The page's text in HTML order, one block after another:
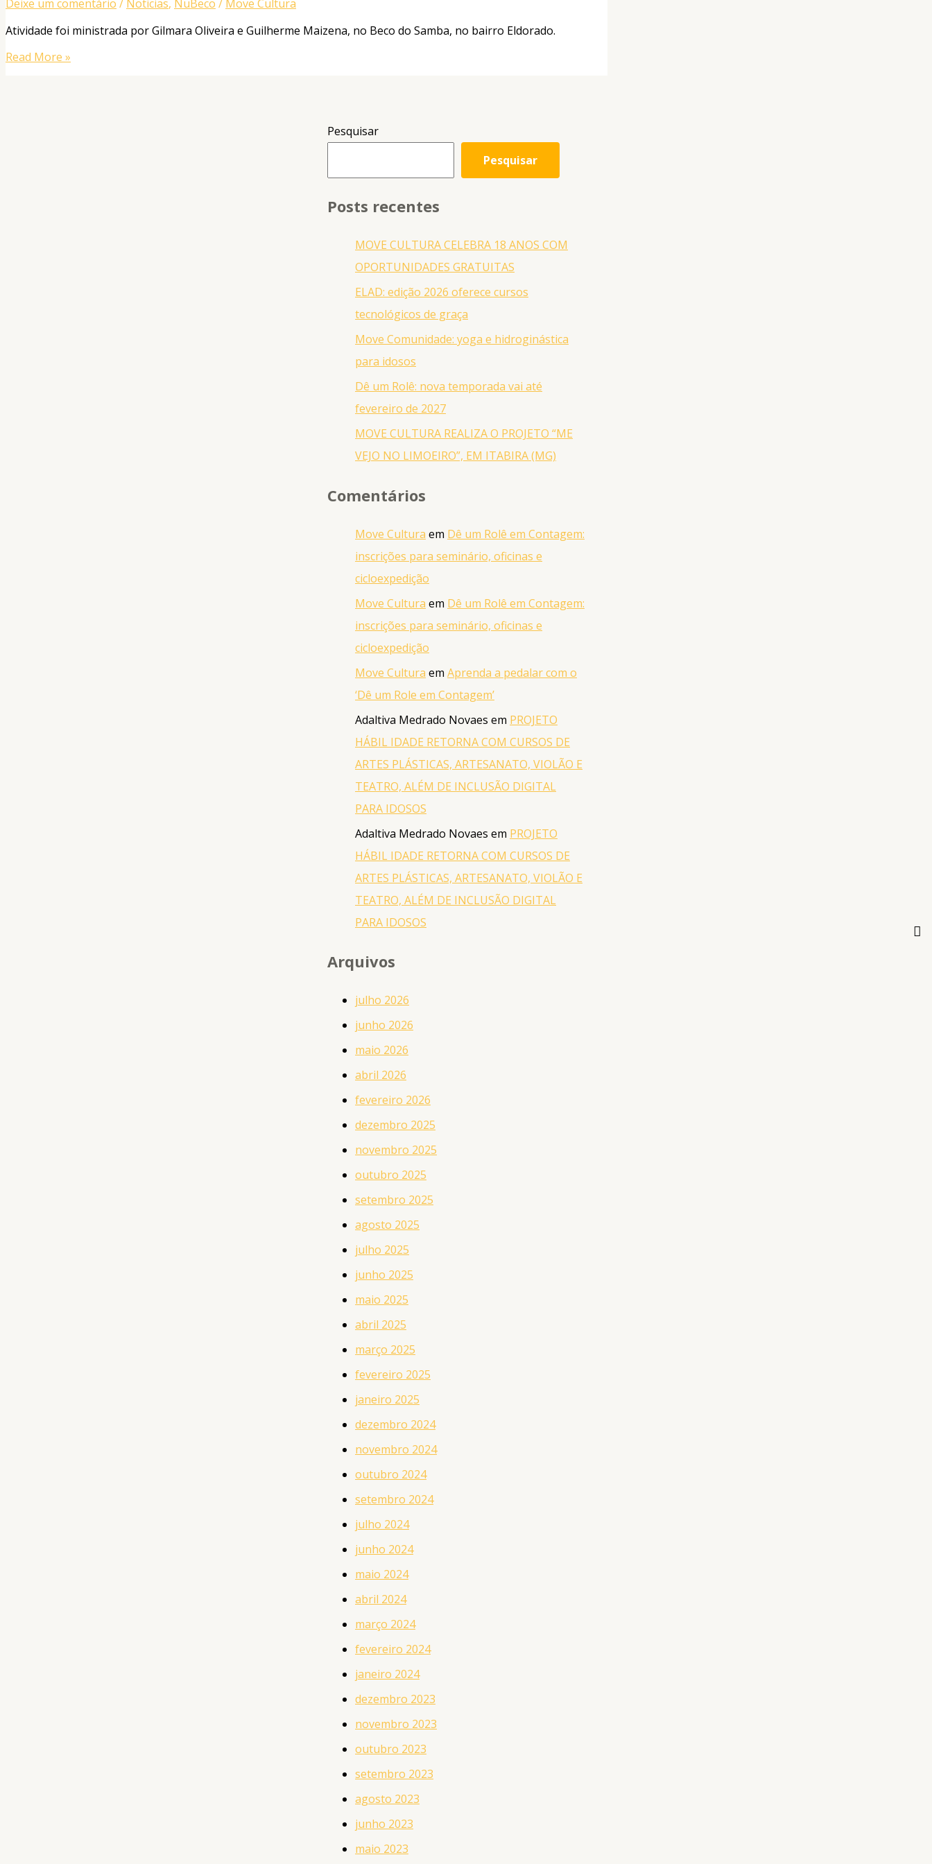
Deixe um comentário / Noticias, NuBeco / Move Cultura
Atividade foi ministrada por Gilmara Oliveira e Guilherme Maizena, no Beco do Samba, no bairro Eldorado.
Read More »
Pesquisar
Pesquisar
Posts recentes
MOVE CULTURA CELEBRA 18 ANOS COM
OPORTUNIDADES GRATUITAS
ELAD: edição 2026 oferece cursos
tecnológicos de graça
Move Comunidade: yoga e hidroginástica
para idosos
Dê um Rolê: nova temporada vai até
fevereiro de 2027
MOVE CULTURA REALIZA O PROJETO “ME
VEJO NO LIMOEIRO”, EM ITABIRA (MG)
Comentários
Move Cultura em Dê um Rolê em Contagem:
inscrições para seminário, oficinas e
cicloexpedição
Move Cultura em Dê um Rolê em Contagem:
inscrições para seminário, oficinas e
cicloexpedição
Move Cultura em Aprenda a pedalar com o
‘Dê um Role em Contagem’
Adaltiva Medrado Novaes em PROJETO
HÁBIL IDADE RETORNA COM CURSOS DE
ARTES PLÁSTICAS, ARTESANATO, VIOLÃO E
TEATRO, ALÉM DE INCLUSÃO DIGITAL
PARA IDOSOS
Adaltiva Medrado Novaes em PROJETO
HÁBIL IDADE RETORNA COM CURSOS DE
ARTES PLÁSTICAS, ARTESANATO, VIOLÃO E
TEATRO, ALÉM DE INCLUSÃO DIGITAL
PARA IDOSOS
Arquivos
julho 2026
junho 2026
maio 2026
abril 2026
fevereiro 2026
dezembro 2025
novembro 2025
outubro 2025
setembro 2025
agosto 2025
julho 2025
junho 2025
maio 2025
abril 2025
março 2025
fevereiro 2025
janeiro 2025
dezembro 2024
novembro 2024
outubro 2024
setembro 2024
julho 2024
junho 2024
maio 2024
abril 2024
março 2024
fevereiro 2024
janeiro 2024
dezembro 2023
novembro 2023
outubro 2023
setembro 2023
agosto 2023
junho 2023
maio 2023